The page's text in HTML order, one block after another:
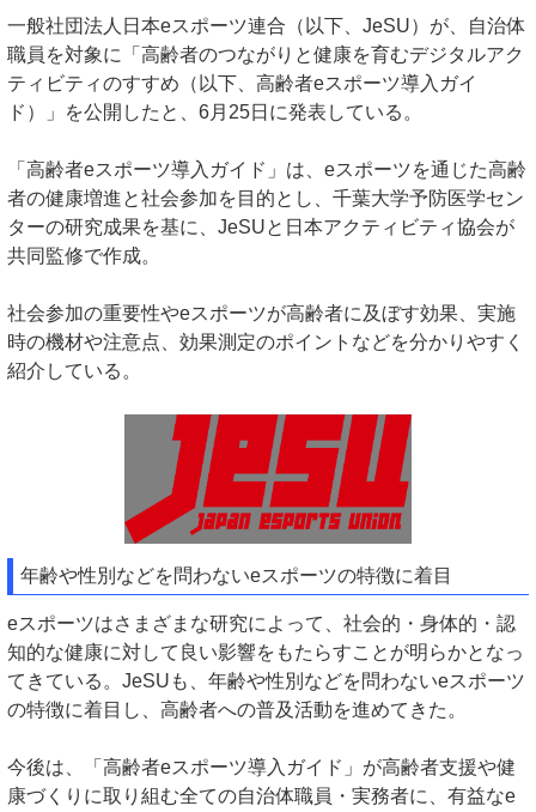
一般社団法人日本eスポーツ連合（以下、JeSU）が、自治体
職員を対象に「高齢者のつながりと健康を育むデジタルアク
ティビティのすすめ（以下、高齢者eスポーツ導入ガイ
ド）」を公開したと、6月25日に発表している。
「高齢者eスポーツ導入ガイド」は、eスポーツを通じた高齢
者の健康増進と社会参加を目的とし、千葉大学予防医学セン
ターの研究成果を基に、JeSUと日本アクティビティ協会が
共同監修で作成。
社会参加の重要性やeスポーツが高齢者に及ぼす効果、実施
時の機材や注意点、効果測定のポイントなどを分かりやすく
紹介している。
年齢や性別などを問わないeスポーツの特徴に着目
eスポーツはさまざまな研究によって、社会的・身体的・認
知的な健康に対して良い影響をもたらすことが明らかとなっ
てきている。JeSUも、年齢や性別などを問わないeスポーツ
の特徴に着目し、高齢者への普及活動を進めてきた。
今後は、「高齢者eスポーツ導入ガイド」が高齢者支援や健
康づくりに取り組む全ての自治体職員・実務者に、有益なe